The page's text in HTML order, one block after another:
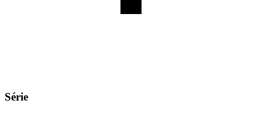
Série